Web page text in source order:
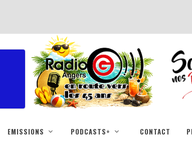
EMISSIONS PODCASTS+ CONTACT